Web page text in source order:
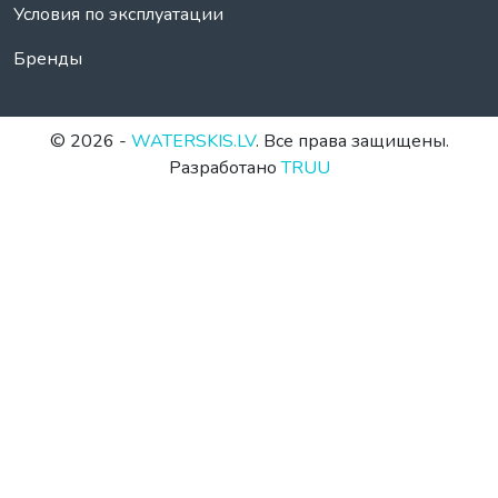
Условия по эксплуатации
Бренды
© 2026 - WATERSKIS.LV. Все права защищены.
РазработаноTRUU